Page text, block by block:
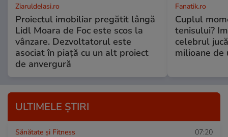
ZiaruldeIasi.ro
Proiectul imobiliar pregătit lângă
Lidl Moara de Foc este scos la
vânzare. Dezvoltatorul este
asociat în piață cu un alt proiect
de anvergură
Fanatik.ro
Cuplul
tenisului?
celebrul
milioane de
ULTIMELE ȘTIRI
Sănătate și Fitness 07:20